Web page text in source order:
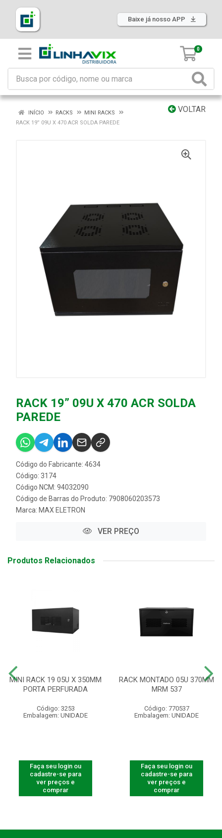
Baixe já nosso APP
0
VOLTAR
INÍCIO RACKS
MINI RACKS
RACK 19” 09U X 470 ACR SOLDA PAREDE
RACK 19” 09U X 470 ACR SOLDA
PAREDE
Código do Fabricante: 4634
Código: 3174
Código NCM: 94032090
Código de Barras do Produto: 7908060203573
Marca: MAX ELETRON
VER PREÇO
Produtos Relacionados
MINI RACK 19 05U X 350MM
PORTA PERFURADA
Código: 3253
Embalagem: UNIDADE
Faça seu login ou
cadastre-se para
ver preços e
comprar
RACK MONTADO 05U 370MM
MRM 537
Código: 770537
Embalagem: UNIDADE
Faça seu login ou
cadastre-se para
ver preços e
comprar